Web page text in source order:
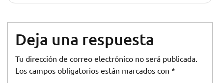
Deja una respuesta
Tu dirección de correo electrónico no será publicada.
Los campos obligatorios están marcados con *